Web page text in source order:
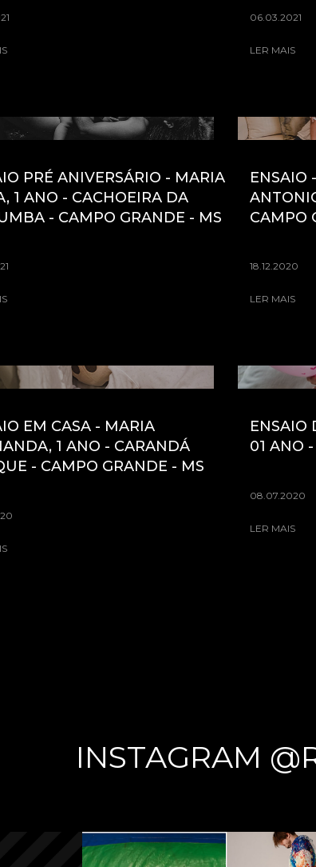
06.03.2021
LER MAIS
PRÉ ANIVERSÁRIO - MARIA
1 ANO - CACHOEIRA DA
- CAMPO GRANDE - MS
ENSAIO
CAMPO
18.12.2020
LER MAIS
EM CASA - MARIA
1 ANO - CARANDÁ
- CAMPO GRANDE - MS
ENSAIO
01 ANO
08.07.2020
LER MAIS
INSTAGRAM